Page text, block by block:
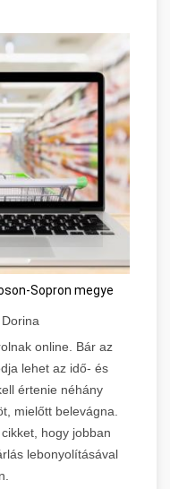
Sopron megye
online. Bár az
lehet az idő- és
értenie néhány
mielőtt belevágna.
hogy jobban
lebonyolításával